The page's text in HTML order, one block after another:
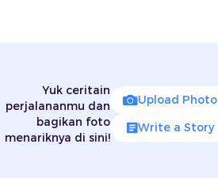
Yuk ceritain
perjalananmu dan
bagikan foto
menariknya di sini!
Upload Photo
Write a Story